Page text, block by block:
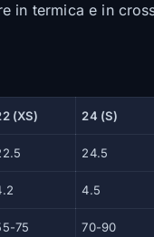
in termica e in
(XS) 24 (S)
24.5
4.5
75 70-90